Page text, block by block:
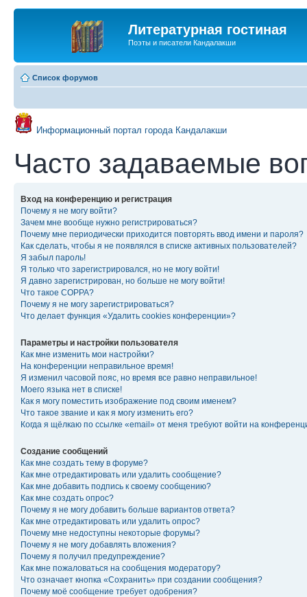
Литературная гостиная
Поэты и писатели Кандалакши
Список форумов
Информационный портал города Кандалакши
Часто задаваемые
Вход на конференцию и регистрация
Почему я не могу войти?
Зачем мне вообще нужно регистрироваться?
Почему мне периодически приходится повторять ввод имени и пароля?
Как сделать, чтобы я не появлялся в списке активных пользователей?
Я забыл пароль!
Я только что зарегистрировался, но не могу войти!
Я давно зарегистрирован, но больше не могу войти!
Что такое COPPA?
Почему я не могу зарегистрироваться?
Что делает функция «Удалить cookies конференции»?
Параметры и настройки пользователя
Как мне изменить мои настройки?
На конференции неправильное время!
Я изменил часовой пояс, но время все равно неправильное!
Моего языка нет в списке!
Как я могу поместить изображение под своим именем?
Что такое звание и как я могу изменить его?
Когда я щёлкаю по ссылке «email» от меня требуют войти на
Создание сообщений
Как мне создать тему в форуме?
Как мне отредактировать или удалить сообщение?
Как мне добавить подпись к своему сообщению?
Как мне создать опрос?
Почему я не могу добавить больше вариантов ответа?
Как мне отредактировать или удалить опрос?
Почему мне недоступны некоторые форумы?
Почему я не могу добавлять вложения?
Почему я получил предупреждение?
Как мне пожаловаться на сообщения модератору?
Что означает кнопка «Сохранить» при создании сообщения?
Почему моё сообщение требует одобрения?